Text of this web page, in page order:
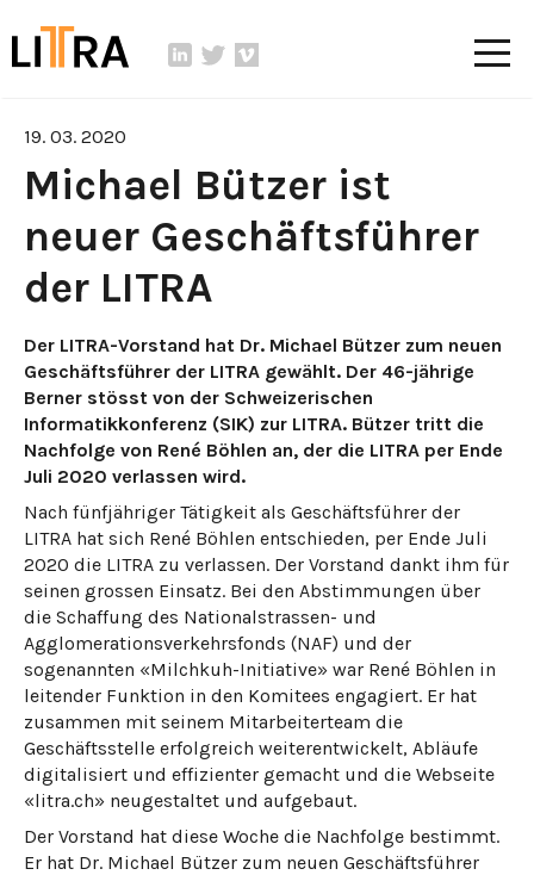
19. 03. 2020
Michael Bützer ist
neuer Geschäftsführer
der LITRA
Der LITRA-Vorstand hat Dr. Michael Bützer zum neuen
Geschäftsführer der LITRA gewählt. Der 46-jährige
Berner stösst von der Schweizerischen
Informatikkonferenz (SIK) zur LITRA. Bützer tritt die
Nachfolge von René Böhlen an, der die LITRA per Ende
Juli 2020 verlassen wird.
Nach fünfjähriger Tätigkeit als Geschäftsführer der
LITRA hat sich René Böhlen entschieden, per Ende Juli
2020 die LITRA zu verlassen. Der Vorstand dankt ihm für
seinen grossen Einsatz. Bei den Abstimmungen über
die Schaffung des Nationalstrassen- und
Agglomerationsverkehrsfonds (NAF) und der
sogenannten «Milchkuh-Initiative» war René Böhlen in
leitender Funktion in den Komitees engagiert. Er hat
zusammen mit seinem Mitarbeiterteam die
Geschäftsstelle erfolgreich weiterentwickelt, Abläufe
digitalisiert und effizienter gemacht und die Webseite
«litra.ch» neugestaltet und aufgebaut.
Der Vorstand hat diese Woche die Nachfolge bestimmt.
Er hat Dr. Michael Bützer zum neuen Geschäftsführer